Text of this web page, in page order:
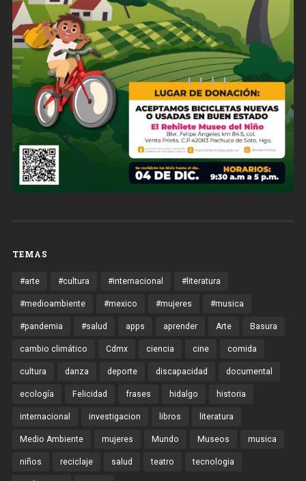
TEMAS
#arte #cultura #internacional #literatura
#medioambiente #mexico #mujeres #musica
#pandemia #salud apps aprender Arte Basura
cambio climático Cdmx ciencia cine comida
cultura danza deporte discapacidad documental
ecología Felicidad frases hidalgo historia
internacional investigacion libros literatura
Medio Ambiente mujeres Mundo Museos musica
niños reciclaje salud teatro tecnologia